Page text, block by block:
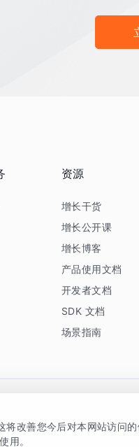
资源
增长干货
增长公开课
增长博客
产品使用文档
开发者文档
SDK 文档
场景指南
号
改善您今后对本网站访问
用。